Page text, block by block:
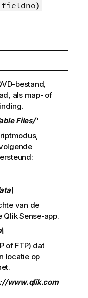
)
-bestand,
als map- of
Files/'
van de
Qlik Sense-app.
of FTP) dat
locatie op
www.qlik.com